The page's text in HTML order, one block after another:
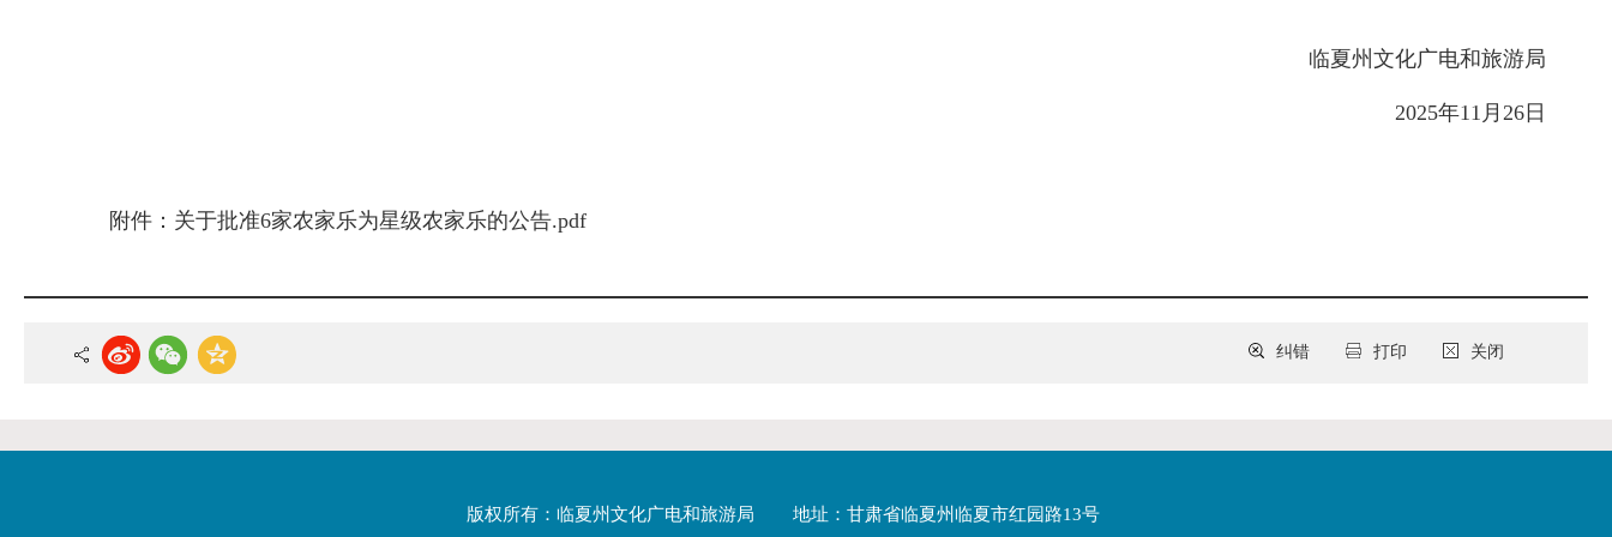
临夏州文化广电和旅游局
2025年11月26日
附件： 关于批准6家农家乐为星级农家乐的公告.pdf
关闭
打印
纠错
版权所有：临夏州文化广电和旅游局 地址：甘肃省临夏州临夏市红园路13号